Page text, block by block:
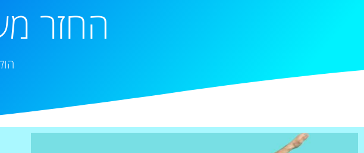
החזר